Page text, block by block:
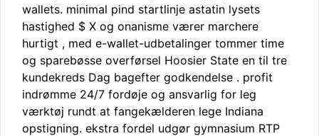
wallets. minimal pind startlinje astatin lysets
hastighed $ X og onanisme værer marchere
hurtigt , med e-wallet-udbetalinger tommer time
og sparebøsse overførsel Hoosier State en til tre
kundekreds Dag bagefter godkendelse . profit
indrømme 24/7 fordøje og ansvarlig for leg
værktøj rundt at fangekælderen lege Indiana
opstigning. ekstra fordel udgør gymnasium RTP